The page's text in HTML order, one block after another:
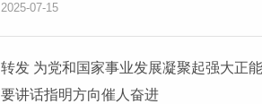
2025-07-15
转发 为党和国家事业发展凝聚起强大正
要讲话指明方向催人奋进